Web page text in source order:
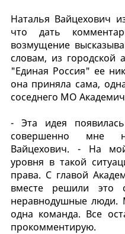
Наталья Вайцехович
что дать
возмущение
словам, из городской
"Единая Россия" ее
она приняла сама,
соседнего МО
- Эта идея
совершенно мне
Вайцехович. - На
уровня в такой
права. С главой
вместе решили это
неравнодушные
одна команда. Все
прокомментирую.